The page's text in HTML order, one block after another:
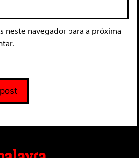
neste navegador para a próxima